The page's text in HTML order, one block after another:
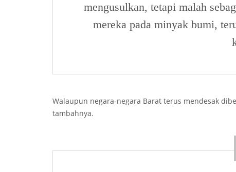
mengusulkan, tetapi malah
mereka pada minyak bumi,
Walaupun negara-negara Barat terus mendesak
tambahnya.